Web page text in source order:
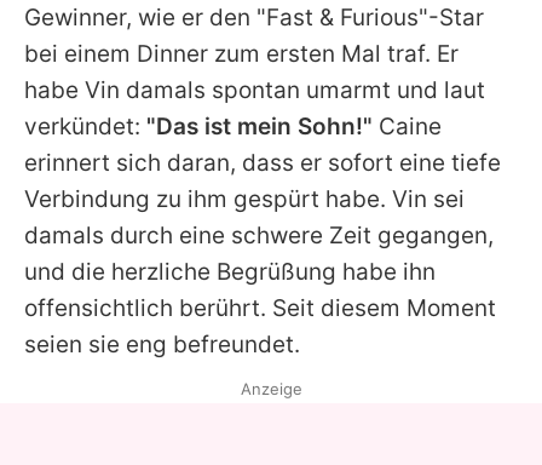
Gewinner, wie er den "Fast & Furious"-Star
bei einem Dinner zum ersten Mal traf. Er
habe Vin damals spontan umarmt und laut
verkündet: "Das ist mein Sohn!" Caine
erinnert sich daran, dass er sofort eine tiefe
Verbindung zu ihm gespürt habe. Vin sei
damals durch eine schwere Zeit gegangen,
und die herzliche Begrüßung habe ihn
offensichtlich berührt. Seit diesem Moment
seien sie eng befreundet.
Anzeige